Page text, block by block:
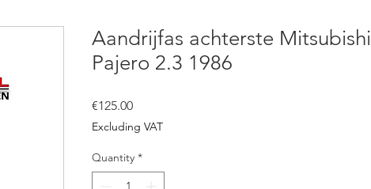
Aandrijfas achterste Mitsubishi
Pajero 2.3 1986
€125.00Price
Excluding VAT
Quantity *